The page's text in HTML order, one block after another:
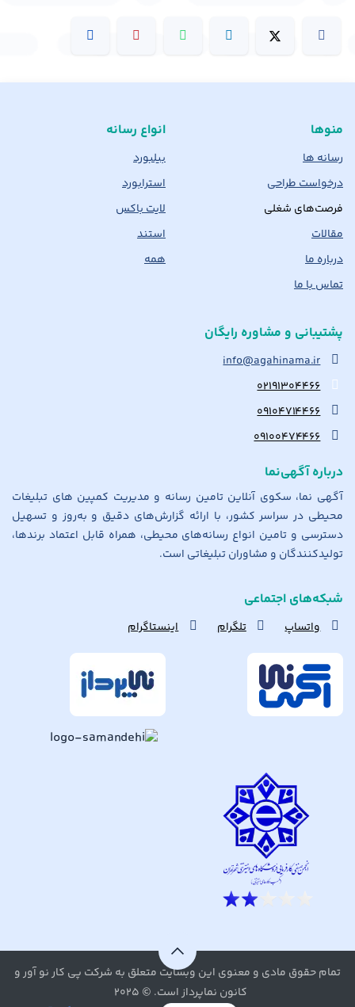
منوها
رسانه ها
درخواست طراحی
فرصت‌های شغلی
مقالات
درباره ما
تماس با ما
انواع رسانه
بیلبورد
استرابورد
لایت باکس
استند
همه
پشتیبانی و مشاوره رایگان
info@agahinama.ir
۰۲۱۹۱۳۰۴۴۶۶
۰۹۱۰۴۷۱۴۴۶۶
۰۹۱۰۰۴۷۴۴۶۶
درباره آگهی‌نما
آگهی نما، سکوی آنلاین تامین رسانه و مدیریت کمپین های تبلیغات
محیطی در سراسر کشور، با ارائه گزارش‌های دقیق و به‌روز و تسهیل
دسترسی و تامین انواع رسانه‌های محیطی، همراه قابل اعتماد برندها،
تولیدکنندگان و مشاوران تبلیغاتی است.
شبکه‌های اجتماعی
واتساپ تلگرام اینستاگرام
تمام حقوق مادی و معنوی این وبسایت متعلق به شرکت پی کار نو آور و
کانون نماپرداز است. © ۲۰۲۵